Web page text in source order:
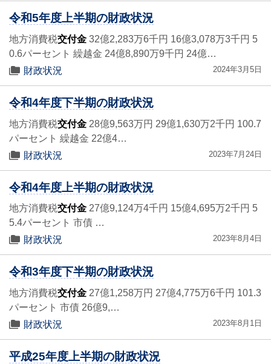
令和5年度上半期の財政状況
地方消費税交付金 32億2,283万6千円 16億3,078万3千円 5
0.6パーセント 繰越金 24億8,890万9千円 24億…
財政状況
2024年3月5日
令和4年度下半期の財政状況
地方消費税交付金 28億9,563万円 29億1,630万2千円 100.7
パーセント 繰越金 22億4…
財政状況
2023年7月24日
令和4年度上半期の財政状況
地方消費税交付金 27億9,124万4千円 15億4,695万2千円 5
5.4パーセント 市債 …
財政状況
2023年8月4日
令和3年度下半期の財政状況
地方消費税交付金 27億1,258万円 27億4,775万6千円 101.3
パーセント 市債 26億9,…
財政状況
2023年8月1日
平成25年度上半期の財政状況